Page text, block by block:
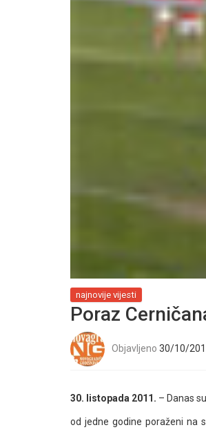
najnovije vijesti
Poraz
Objavljeno 30/10/
30. listopada 2011. – Danas
od jedne godine poraženi na